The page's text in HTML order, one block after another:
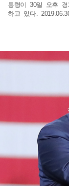
통령이 30일 오후
하고 있다.